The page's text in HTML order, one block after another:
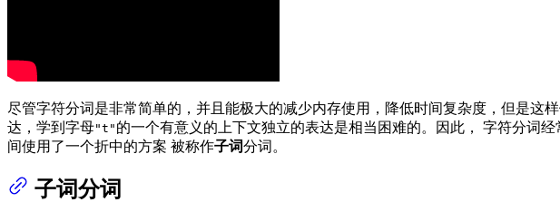
尽管字符分词是非常简单的，并且能极大的减少内存使用，降低时间复杂度，但是这
达，学到字母"t" 的一个有意义的上下文独立的表达是相当困难的。因此， 字符分词
间使用了一个折中的方案 被称作子词分词。
子词分词